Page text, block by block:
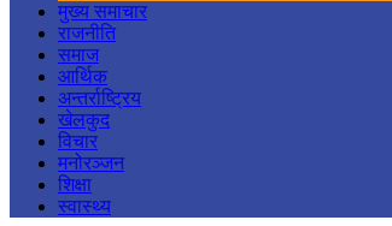
मुख्य समाचार
राजनीति
समाज
आर्थिक
अन्तर्राष्ट्रिय
खेलकुद
विचार
मनोरञ्जन
शिक्षा
स्वास्थ्य